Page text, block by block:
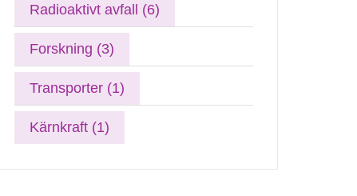
Radioaktivt avfall (6)
Forskning (3)
Transporter (1)
Kärnkraft (1)